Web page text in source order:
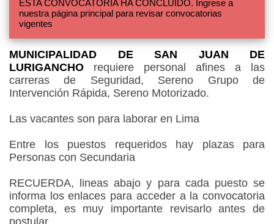
ESTA CONVOCATORIA HA CONCLUIDO. Ingrese a
nuestra página principal para revisar convocatorias
vigentes
MUNICIPALIDAD DE SAN JUAN DE
LURIGANCHO requiere personal afines a las
carreras de Seguridad, Sereno Grupo de
Intervención Rápida, Sereno Motorizado.
Las vacantes son para laborar en Lima
Entre los puestos requeridos hay plazas para
Personas con Secundaria
RECUERDA, lineas abajo y para cada puesto se
informa los enlaces para acceder a la convocatoria
completa, es muy importante revisarlo antes de